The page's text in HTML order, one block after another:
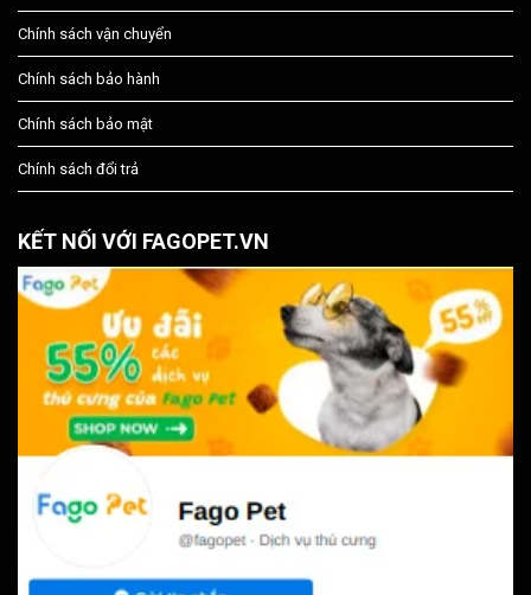
Chính sách vận chuyển
Chính sách bảo hành
Chính sách bảo mật
Chính sách đổi trả
KẾT NỐI VỚI FAGOPET.VN